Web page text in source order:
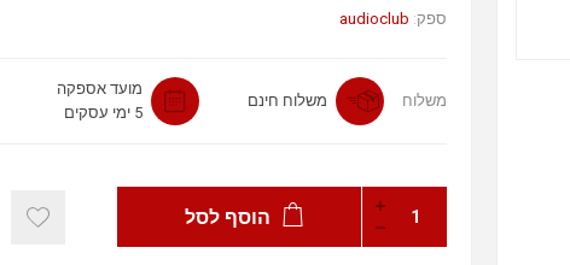
ספק: audioclub
משלוח משלוח חינם
מועד אספקה
5 ימי עסקים
הוסף לסל